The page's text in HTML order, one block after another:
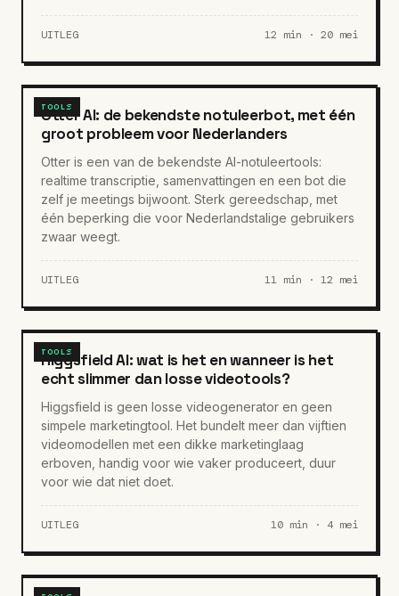
UITLEG 12 min · 20 mei
TOOLS
Otter AI: de bekendste notuleerbot, met één
groot probleem voor Nederlanders
Otter is een van de bekendste AI-notuleertools:
realtime transcriptie, samenvattingen en een bot die
zelf je meetings bijwoont. Sterk gereedschap, met
één beperking die voor Nederlandstalige gebruikers
zwaar weegt.
UITLEG 11 min · 12 mei
TOOLS
Higgsfield AI: wat is het en wanneer is het
echt slimmer dan losse videotools?
Higgsfield is geen losse videogenerator en geen
simpele marketingtool. Het bundelt meer dan vijftien
videomodellen met een dikke marketinglaag
erboven, handig voor wie vaker produceert, duur
voor wie dat niet doet.
UITLEG 10 min · 4 mei